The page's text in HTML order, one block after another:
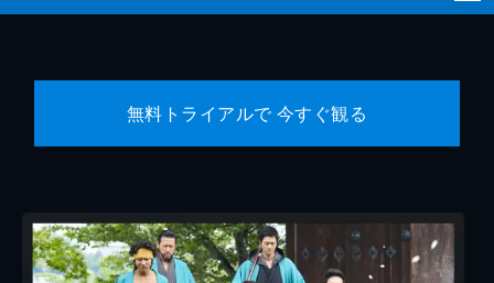
無料トライアルで 今すぐ観る